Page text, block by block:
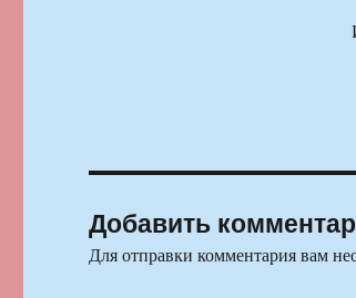
Добавить
Для отправки комментария вам